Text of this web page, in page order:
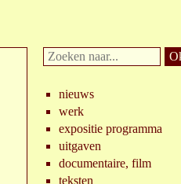
Doorzoek
website:
nieuws
werk
expositie programma
uitgaven
documentaire, film
teksten